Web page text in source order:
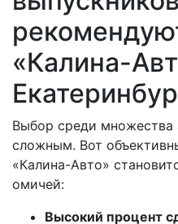
«Калина-
Выбор среди
сложным. Вот
«Калина-Авто»
омичей:
Высокий процент